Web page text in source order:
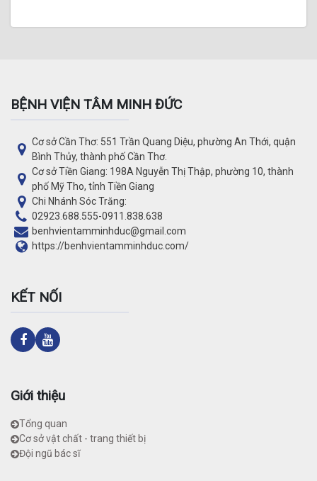
Giới thiệu
Tổng quan
Cơ sở vật chất - trang thiết bị
Đội ngũ bác sĩ
BỆNH VIỆN TÂM MINH ĐỨC
Cơ sở Cần Thơ: 551 Trần Quang Diệu, phường An Thới, quận
Bình Thủy, thành phố Cần Thơ.
Cơ sở Tiền Giang: 198A Nguyễn Thị Thập, phường 10, thành
phố Mỹ Tho, tỉnh Tiền Giang
Chi Nhánh Sóc Trăng:
02923.688.555-0911.838.638
benhvientamminhduc@gmail.com
https://benhvientamminhduc.com/
KẾT NỐI